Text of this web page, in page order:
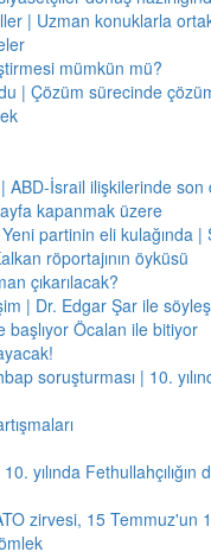
| Uzman konuklarla
mümkün mü?
| Çözüm sürecinde
İsrail ilişkilerinde son
kapanmak üzere
partinin eli kulağında
röportajının öyküsü
çıkarılacak?
| Dr. Edgar Şar ile
Öcalan ile bitiyor
soruşturması | 10.
yılında
zirvesi, 15 Temmuz'un